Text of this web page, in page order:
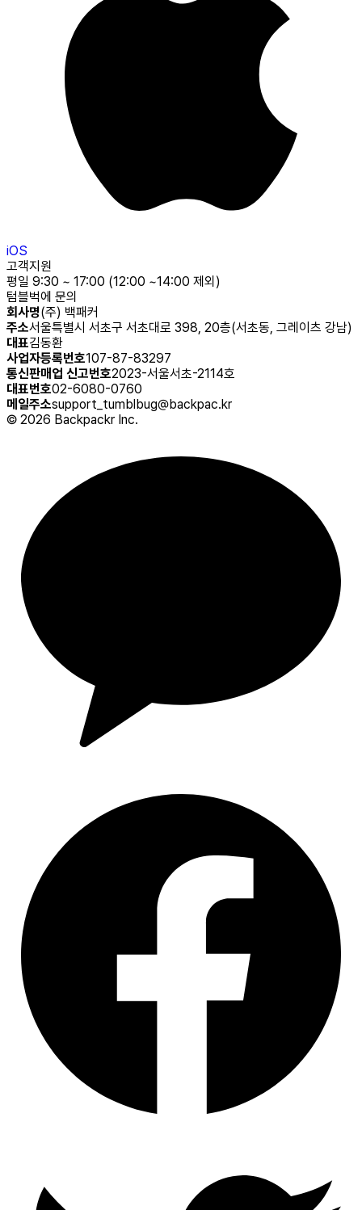
iOS
고객지원
평일 9:30 ~ 17:00 (12:00 ~14:00 제외)
텀블벅에 문의
회사명(주) 백패커
주소서울특별시 서초구 서초대로 398, 20층(서초동, 그레이츠 강남)
대표김동환
사업자등록번호107-87-83297
통신판매업 신고번호2023-서울서초-2114호
대표번호02-6080-0760
메일주소support_tumblbug@backpac.kr
© 2026 Backpackr Inc.